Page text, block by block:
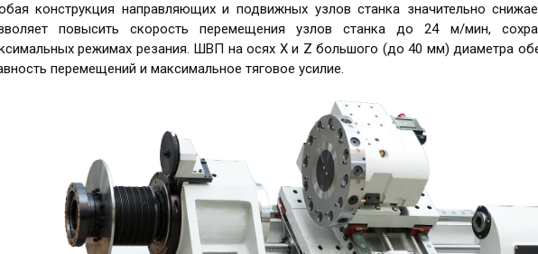
конструкция направляющих и подвижных узлов станка значительно
повысить скорость перемещения узлов станка до 24 м/мин,
режимах резания. ШВП на осях Х и Z большого (до40 мм) диаметра
перемещений и максимальное тяговое усилие.